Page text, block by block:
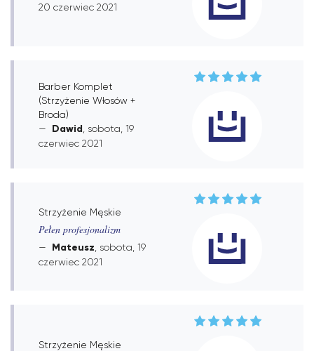
20 czerwiec 2021
Barber Komplet
(Strzyżenie Włosów +
Broda)
Dawid , sobota, 19
czerwiec 2021
Strzyżenie Męskie
Pełen profesjonalizm
Mateusz , sobota, 19
czerwiec 2021
Strzyżenie Męskie